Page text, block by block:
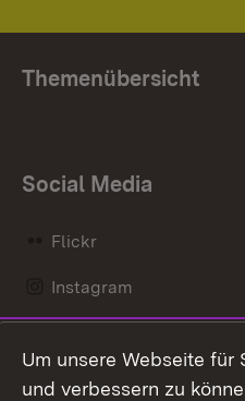
Themenübersicht
Social Media
Flickr
Instagram
Mastodon
Um unsere Webseite
und verbessern zu